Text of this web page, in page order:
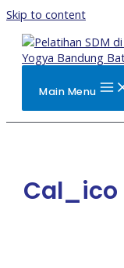
Skip to content
Main Menu
Cal_ico